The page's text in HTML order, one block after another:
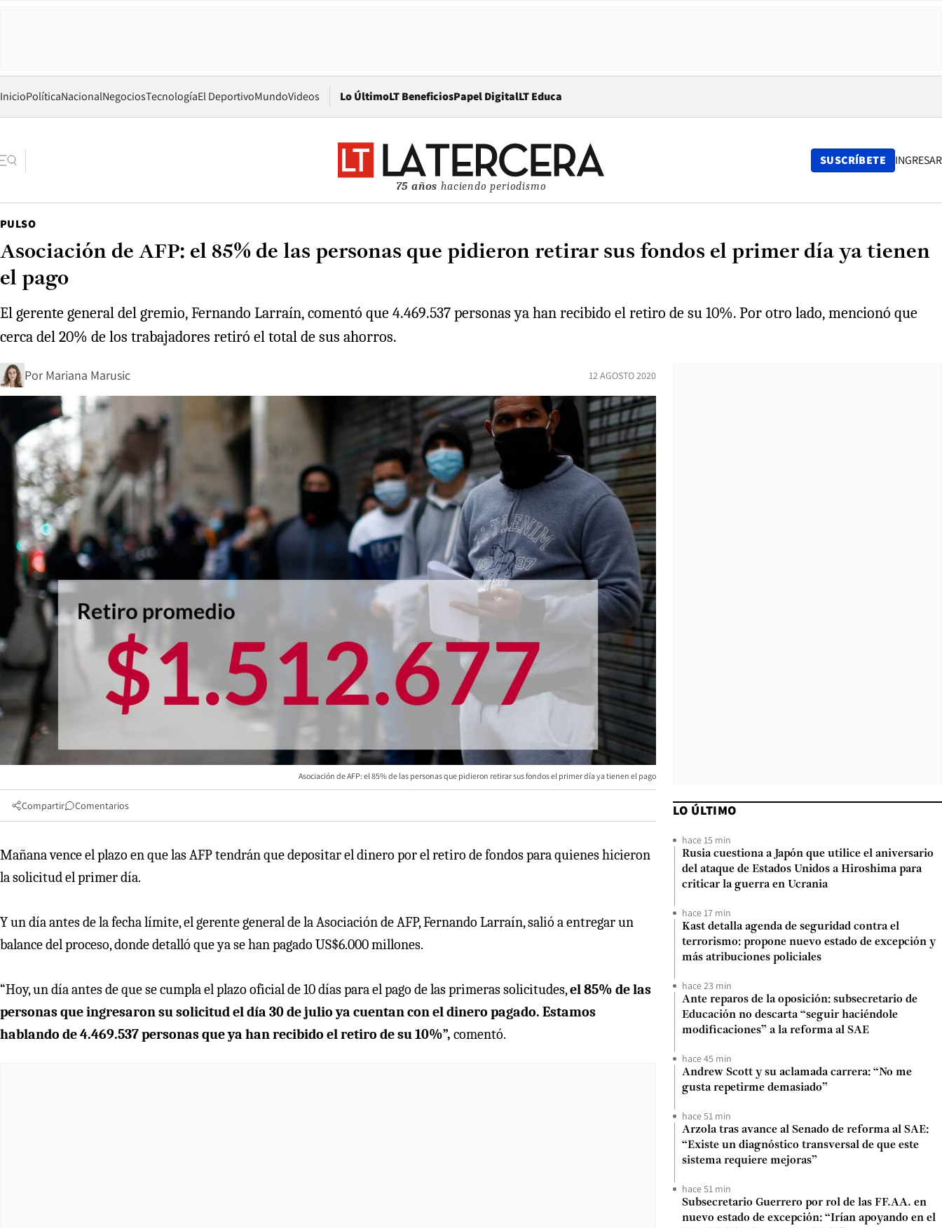
InicioPolíticaNacionalNegociosTecnologíaEl DeportivoMundoVideos Lo ÚltimoLT BeneficiosPapel DigitalOpens in new window
LT Educa
75 años haciendo periodismo
SUSCRÍBETE INGRESAR
PULSO
Asociación de AFP: el 85% de las personas que pidieron retirar sus fondos el primer día ya tienen
el pago
El gerente general del gremio, Fernando Larraín, comentó que 4.469.537 personas ya han recibido el retiro de su 10%. Por otro lado, mencionó que
cerca del 20% de los trabajadores retiró el total de sus ahorros.
Por Mariana Marusic 12 AGOSTO 2020
Asociación de AFP: el 85% de las personas que pidieron retirar sus fondos el primer día ya tienen el pago
Compartir Comentarios
Mañana vence el plazo en que las AFP tendrán que depositar el dinero por el retiro de fondos para quienes hicieron
la solicitud el primer día.
Y un día antes de la fecha límite, el gerente general de la Asociación de AFP, Fernando Larraín, salió a entregar un
balance del proceso, donde detalló que ya se han pagado US$6.000 millones.
“Hoy, un día antes de que se cumpla el plazo oficial de 10 días para el pago de las primeras solicitudes,el 85% de las
personas que ingresaron su solicitud el día 30 de julio ya cuentan con el dinero pagado. Estamos
hablando de 4.469.537 personas que ya han recibido el retiro de su 10%”, comentó.
LO ÚLTIMO
hace 15 min
Rusia cuestiona a Japón que utilice el aniversario
del ataque de Estados Unidos a Hiroshima para
criticar la guerra en Ucrania
hace 17 min
Kast detalla agenda de seguridad contra el
terrorismo: propone nuevo estado de excepción y
más atribuciones policiales
hace 23 min
Ante reparos de la oposición: subsecretario de
Educación no descarta “seguir haciéndole
modificaciones” a la reforma al SAE
hace 45 min
Andrew Scott y su aclamada carrera: “No me
gusta repetirme demasiado”
hace 51 min
Arzola tras avance al Senado de reforma al SAE:
“Existe un diagnóstico transversal de que este
sistema requiere mejoras”
hace 51 min
Subsecretario Guerrero por rol de las FF.AA. en
nuevo estado de excepción: “Irían apoyando en el